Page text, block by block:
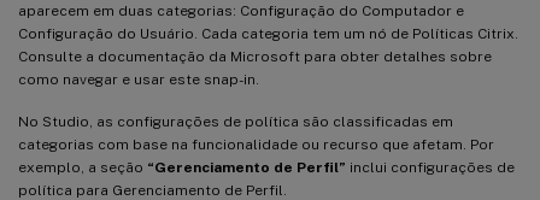
aparecem em duas categorias: Configuração do Computador e
Configuração do Usuário. Cada categoria tem um nó de Políticas Citrix.
Consulte a documentação da Microsoft para obter detalhes sobre
como navegar e usar este snap-in.
No Studio, as configurações de política são classificadas em
categorias com base na funcionalidade ou recurso que afetam. Por
exemplo, a seção “Gerenciamento de Perfil” inclui configurações de
política para Gerenciamento de Perfil.